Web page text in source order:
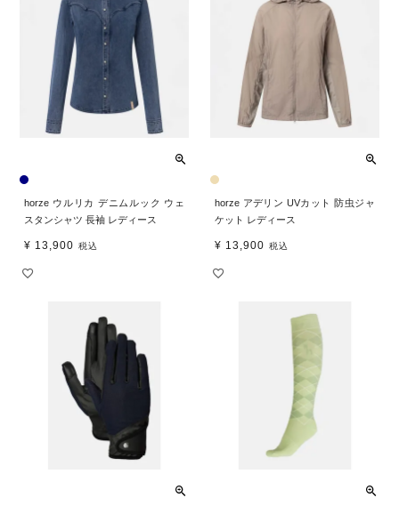
horze ウルリカ デニムルック ウェ
スタンシャツ 長袖 レディース
¥ 13,900 税込
horze アデリン UVカット 防虫ジャ
ケット レディース
¥ 13,900 税込